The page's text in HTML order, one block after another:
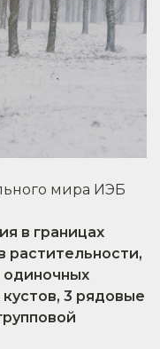
мира ИЭБ
в границах
растительности,
одиночных
3 рядовые